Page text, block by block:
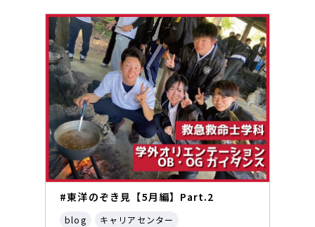
#東洋のぞき見【5月編】Part.2
blog
キャリアセンター